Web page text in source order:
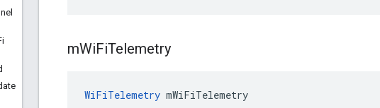
mWiFiTelemetry
WiFiTelemetry mWiFiTelemetry